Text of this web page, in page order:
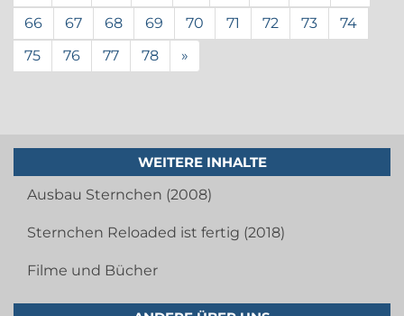
66
67 68 69 70 71 72 73
74
75
76 77 78 »
WEITERE INHALTE
Ausbau Sternchen (2008)
Sternchen Reloaded ist fertig (2018)
Filme und Bücher